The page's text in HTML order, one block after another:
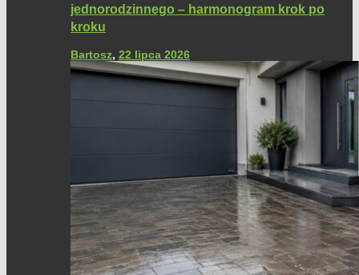
jednorodzinnego – harmonogram krok po
kroku
Bartosz, 22 lipca 2026